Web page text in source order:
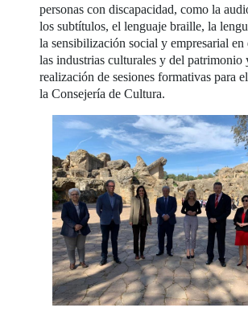
personas con discapacidad, como la
los subtítulos, el lenguaje braille, la
la sensibilización social y empresarial en
las industrias culturales y del patrimonio
realización de sesiones formativas para
la Consejería de Cultura.